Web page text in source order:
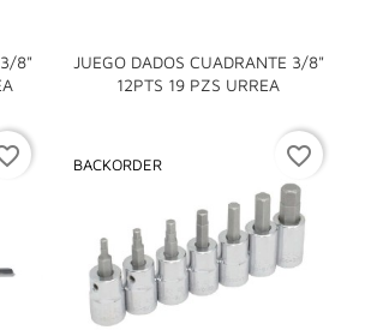
3/8"
JUEGO DADOS CUADRANTE 3/8"
12PTS 19 PZS URREA

BACKORDER favorite_border